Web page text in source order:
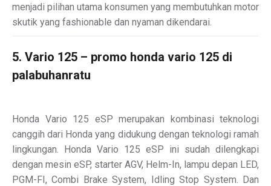
menjadi pilihan utama konsumen yang membutuhkan motor
skutik yang fashionable dan nyaman dikendarai.
5. Vario 125 – promo honda vario 125 di
palabuhanratu
Honda Vario 125 eSP merupakan kombinasi teknologi
canggih dari Honda yang didukung dengan teknologi ramah
lingkungan. Honda Vario 125 eSP ini sudah dilengkapi
dengan mesin eSP, starter AGV, Helm-In, lampu depan LED,
PGM-FI, Combi Brake System, Idling Stop System. Dan